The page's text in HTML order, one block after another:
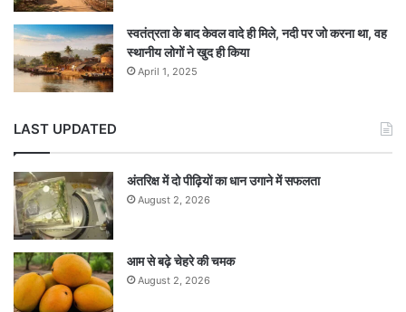
स्वतंत्रता के बाद केवल वादे ही मिले, नदी पर जो करना था, वह
स्थानीय लोगों ने खुद ही किया
April 1, 2025
LAST UPDATED
अंतरिक्ष में दो पीढ़ियों का धान उगाने में सफलता
August 2, 2026
आम से बढ़े चेहरे की चमक
August 2, 2026